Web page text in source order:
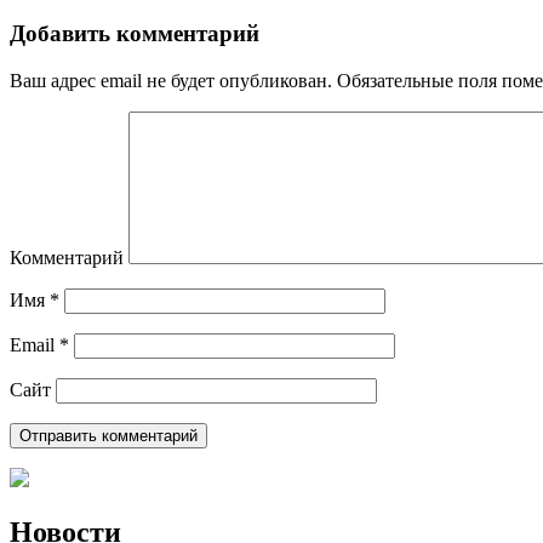
Добавить комментарий
Ваш адрес email не будет опубликован. Обязательные поля
Комментарий
Имя *
Email *
Сайт
Новости